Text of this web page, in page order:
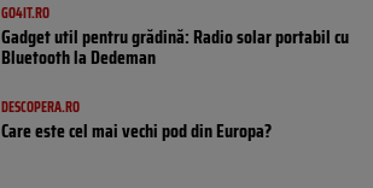
GO4IT.RO
Gadget util pentru grădină: Radio solar portabil cu
Bluetooth la Dedeman
DESCOPERA.RO
Care este cel mai vechi pod din Europa?